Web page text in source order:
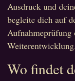
Ausdruck und
begleite dich auf
Aufnahmeprüfung
Weiterentwicklung.
Wo findet